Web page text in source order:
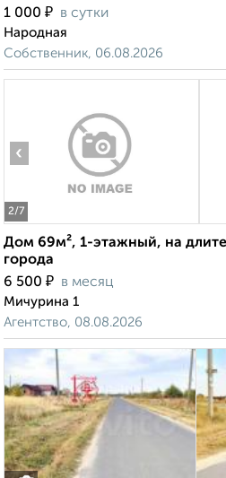
1 000 ₽ в сутки
Народная
Собственник, 06.08.2026
2/7
‹
Дом 69м², 1-этажный, на
города
6 500 ₽ в месяц
Мичурина 1
Агентство, 08.08.2026